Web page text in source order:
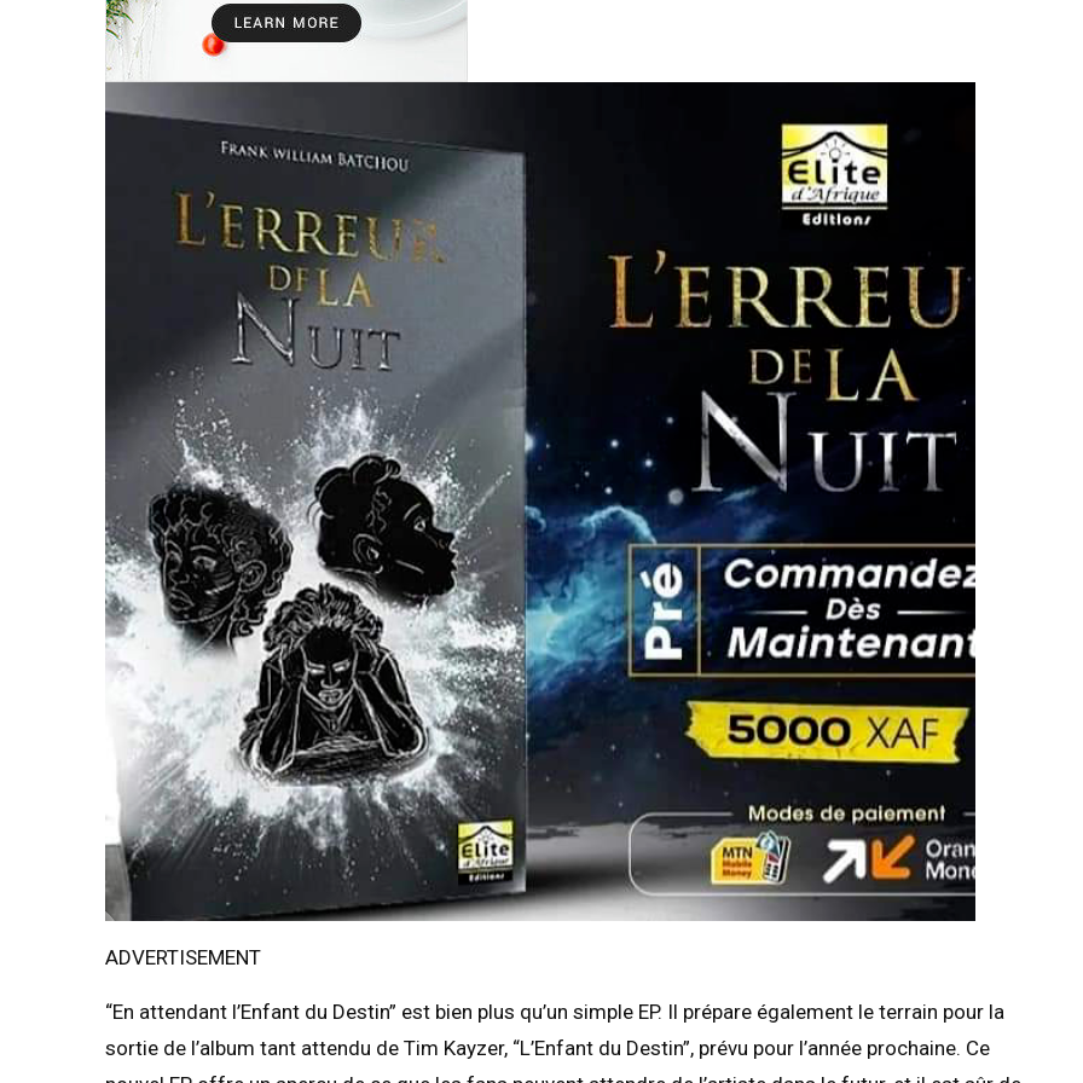
ADVERTISEMENT
“En attendant l’Enfant du Destin” est bien plus qu’un simple EP. Il prépare également le terrain pour la
sortie de l’album tant attendu de Tim Kayzer, “L’Enfant du Destin”, prévu pour l’année prochaine. Ce